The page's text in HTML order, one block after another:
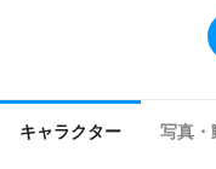
キャラクター 写真・